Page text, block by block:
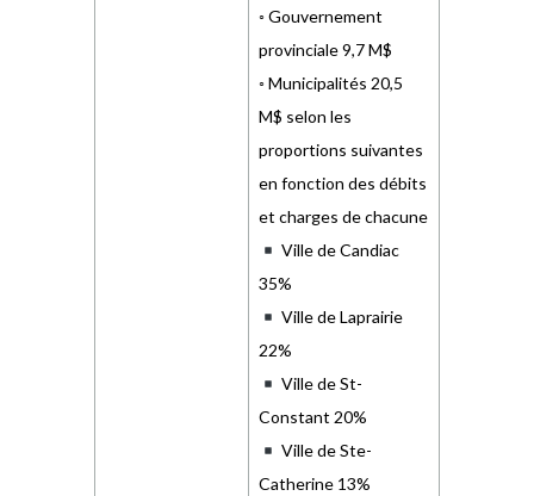
◦ Gouvernement
provinciale 9,7 M$
◦ Municipalités 20,5
M$ selon les
proportions suivantes
en fonction des débits
et charges de chacune
Ville de Candiac
35%
Ville de Laprairie
22%
Ville de St-
Constant 20%
Ville de Ste-
Catherine 13%